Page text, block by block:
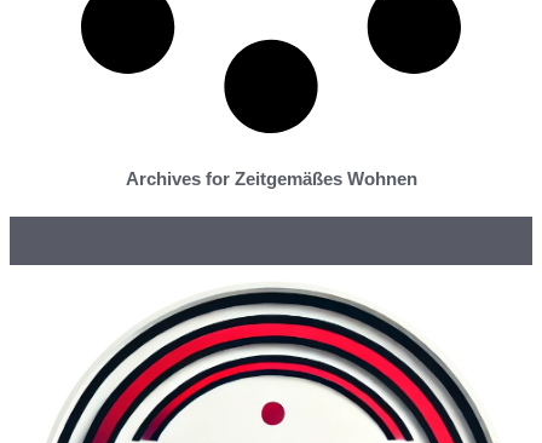
Archives for Zeitgemäßes Wohnen